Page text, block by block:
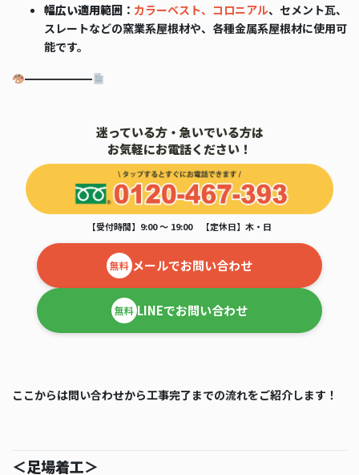
幅広い適用範囲 ： カラーベスト、コロニアル、セメント瓦、
スレートなどの窯業系屋根材や、各種金属系屋根材に使用可
能です。
━━━━━━
迷っている方・急いでいる方は
お気軽にお電話ください！
【受付時間】9:00 ～ 19:00 【定休日】木・日
無料 メールでお問い合わせ
無料 LINEでお問い合わせ
ここからは問い合わせから工事完了までの流れをご紹介します！
＜足場着工＞